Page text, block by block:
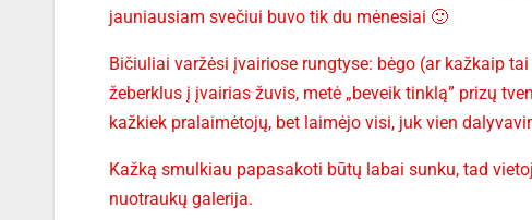
jauniausiam svečiui buvo tik du mėnesiai 🙂
Bičiuliai varžėsi įvairiose rungtyse: bėgo (ar kažkaip
žeberklus į įvairias žuvis, metė „beveik tinklą” prizų
kažkiek pralaimėtojų, bet laimėjo visi, juk vien
Kažką smulkiau papasakoti būtų labai sunku, tad
nuotraukų galerija.